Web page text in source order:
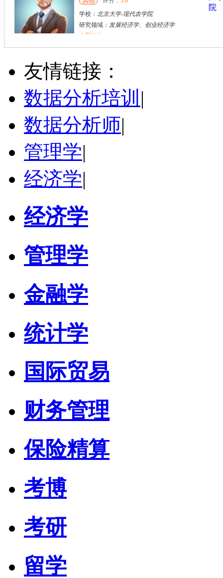
学校： 北京大学-现代农学院
研究领域： 发展经济学、创业经济学
张千帆 哈尔滨市
博导
学校：哈尔滨工业大学
立即咨询
友情链接：
数据分析培训 |
数据分析师|
管理学|
经济学|
经济学
管理学
金融学
统计学
国际贸易
财务管理
保险精算
考博
考研
留学